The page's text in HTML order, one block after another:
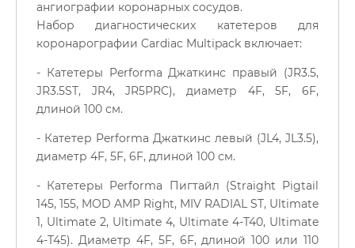
ангиографии коронарных сосудов.
Набор диагностических катетеров для
коронарографии Cardiac Multipack включает:
- Катетеры Performa Джаткинс правый (JR3.5,
JR3.5ST, JR4, JR5PRC), диаметр 4F, 5F, 6F,
длиной 100 см.
- Катетер Performa Джаткинс левый (JL4, JL3.5),
диаметр 4F, 5F, 6F, длиной 100 см.
- Катетеры Performa Пигтайл (Straight Pigtail
145, 155, MOD AMP Right, MIV RADIAL ST, Ultimate
1, Ultimate 2, Ultimate 4, Ultimate 4-T40, Ultimate
4-T45). Диаметр 4F, 5F, 6F, длиной 100 или 110